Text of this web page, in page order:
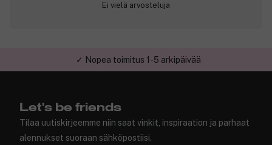
Ei vielä arvosteluja
✓ Nopea toimitus 1-5 arkipäivää
Let's be friends
Tilaa uutiskirjeemme niin saat vinkit, inspiraation ja parhaat
alennukset suoraan sähköpostiisi.